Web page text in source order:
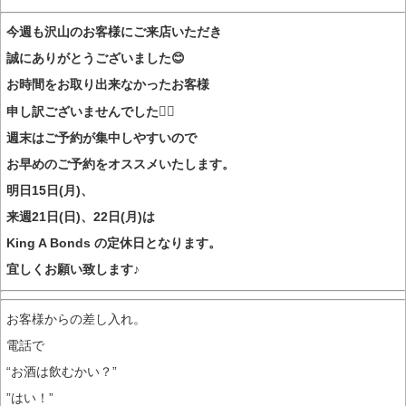
今週も沢山のお客様にご来店いただき
誠にありがとうございました😊
お時間をお取り出来なかったお客様
申し訳ございませんでした🙇‍♀️
週末はご予約が集中しやすいので
お早めのご予約をオススメいたします。
明日15日(月)、
来週21日(日)、22日(月)は
King A Bonds の定休日となります。
宜しくお願い致します♪
お客様からの差し入れ。
電話で
“お酒は飲むかい？”
”はい！”